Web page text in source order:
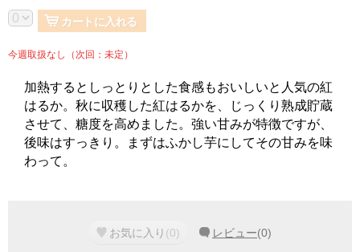
カートに入れる
今週取扱なし（次回：未定）
加熱するとしっとりとした食感もおいしいと人気の紅
はるか。秋に収穫した紅はるかを、じっくり熟成貯蔵
させて、糖度を高めました。強い甘みが特徴ですが、
後味はすっきり。まずはふかし芋にしてその甘みを味
わって。
お気に入り (0) レビュー(0)